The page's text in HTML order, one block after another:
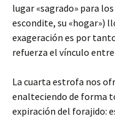
lugar «sagrado» para
escondite, su «hogar»)
exageración es por
refuerza el vínculo
La cuarta estrofa nos
enalteciendo de forma
expiración del forajido: